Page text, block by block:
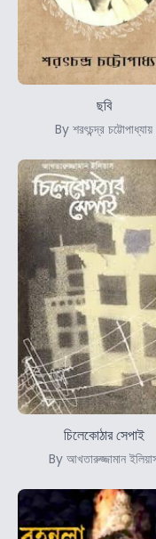
ছবি
By শরৎচন্দ্র চট্টোপাধ্যায়
চিলেকোঠার সেপাই
By আখতারুজ্জামান